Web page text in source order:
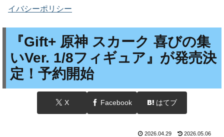
イバシーポリシー
『Gift+ 原神 スカーク 喜びの集
いVer. 1/8フィギュア』が発売決
定！予約開始
X Facebook はてブ
2026.04.29 2026.05.06